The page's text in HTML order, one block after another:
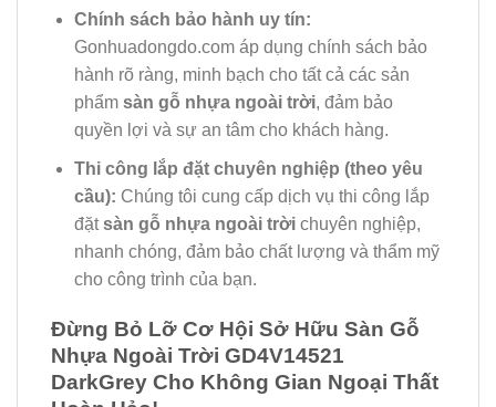
Chính sách bảo hành uy tín:
Gonhuadongdo.com áp dụng chính sách bảo
hành rõ ràng, minh bạch cho tất cả các sản
phẩm sàn gỗ nhựa ngoài trời, đảm bảo
quyền lợi và sự an tâm cho khách hàng.
Thi công lắp đặt chuyên nghiệp (theo yêu
cầu): Chúng tôi cung cấp dịch vụ thi công lắp
đặtsàn gỗ nhựa ngoài trờichuyên nghiệp,
nhanh chóng, đảm bảo chất lượng và thẩm mỹ
cho công trình của bạn.
Đừng Bỏ Lỡ Cơ Hội Sở Hữu Sàn Gỗ
Nhựa Ngoài Trời GD4V14521
DarkGrey Cho Không Gian Ngoại Thất